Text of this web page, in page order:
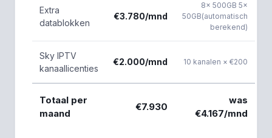
Extra
datablokken
€3.780/mnd
8× 500GB 5×
50GB(automatisch
berekend)
Sky IPTV
kanaallicenties
€2.000/mnd 10 kanalen × €200
Totaal per
maand
€7.930
was
€4.167/mnd